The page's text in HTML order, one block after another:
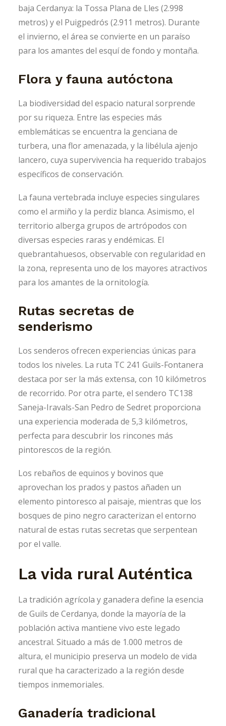
baja Cerdanya: la Tossa Plana de Lles (2.998
metros) y el Puigpedrós (2.911 metros). Durante
el invierno, el área se convierte en un paraíso
para los amantes del esquí de fondo y montaña.
Flora y fauna autóctona
La biodiversidad del espacio natural sorprende
por su riqueza. Entre las especies más
emblemáticas se encuentra la genciana de
turbera, una flor amenazada, y la libélula ajenjo
lancero, cuya supervivencia ha requerido trabajos
específicos de conservación.
La fauna vertebrada incluye especies singulares
como el armiño y la perdiz blanca. Asimismo, el
territorio alberga grupos de artrópodos con
diversas especies raras y endémicas. El
quebrantahuesos, observable con regularidad en
la zona, representa uno de los mayores atractivos
para los amantes de la ornitología.
Rutas secretas de
senderismo
Los senderos ofrecen experiencias únicas para
todos los niveles. La ruta TC 241 Guils-Fontanera
destaca por ser la más extensa, con 10 kilómetros
de recorrido. Por otra parte, el sendero TC138
Saneja-Iravals-San Pedro de Sedret proporciona
una experiencia moderada de 5,3 kilómetros,
perfecta para descubrir los rincones más
pintorescos de la región.
Los rebaños de equinos y bovinos que
aprovechan los prados y pastos añaden un
elemento pintoresco al paisaje, mientras que los
bosques de pino negro caracterizan el entorno
natural de estas rutas secretas que serpentean
por el valle.
La vida rural Auténtica
La tradición agrícola y ganadera define la esencia
de Guils de Cerdanya, donde la mayoría de la
población activa mantiene vivo este legado
ancestral. Situado a más de 1.000 metros de
altura, el municipio preserva un modelo de vida
rural que ha caracterizado a la región desde
tiempos inmemoriales.
Ganadería tradicional